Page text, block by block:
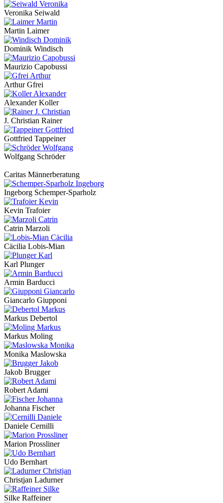
Veronika Seiwald
Martin Laimer
Dominik Windisch
Maurizio Capobussi
Arthur Gfrei
Alexander Koller
J. Christian Rainer
Gottfried Tappeiner
Wolfgang Schröder
Caritas Männerberatung
Ingeborg Schemper-Sparholz
Kevin Trafoier
Catrin Marzoli
Cäcilia Lobis-Mian
Karl Plunger
Armin Barducci
Giancarlo Giupponi
Markus Debertol
Markus Moling
Monika Maslowska
Jakob Brugger
Robert Adami
Johanna Fischer
Daniele Cernilli
Marion Prossliner
Udo Bernhart
Christjan Ladurner
Silke Raffeiner